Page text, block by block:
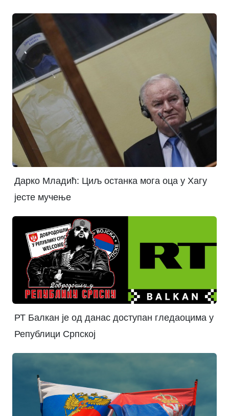
Дарко Младић: Циљ останка мога оца у Хагу
јесте мучење
РТ Балкан је од данас доступан гледаоцима у
Републици Српској